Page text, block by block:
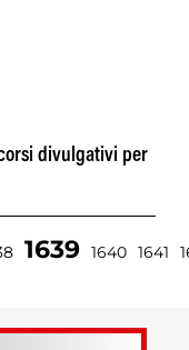
divulgativi per
1639 1640 1641